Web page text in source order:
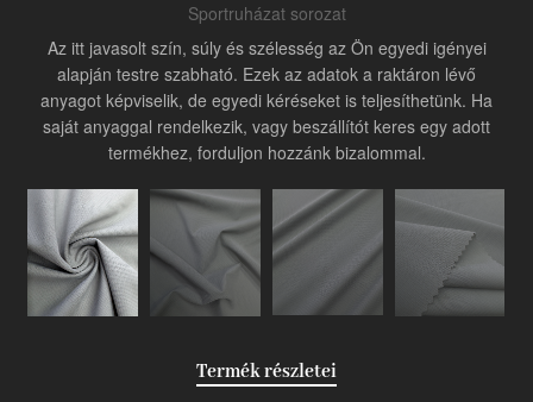
Sportruházat sorozat
Az itt javasolt szín, súly és szélesség az Ön egyedi igényei
alapján testre szabható. Ezek az adatok a raktáron lévő
anyagot képviselik, de egyedi kéréseket is teljesíthetünk. Ha
saját anyaggal rendelkezik, vagy beszállítót keres egy adott
termékhez, forduljon hozzánk bizalommal.
Termék részletei